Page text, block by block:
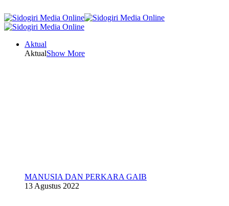
Aktual
AktualShow More
MANUSIA DAN PERKARA GAIB
13 Agustus 2022